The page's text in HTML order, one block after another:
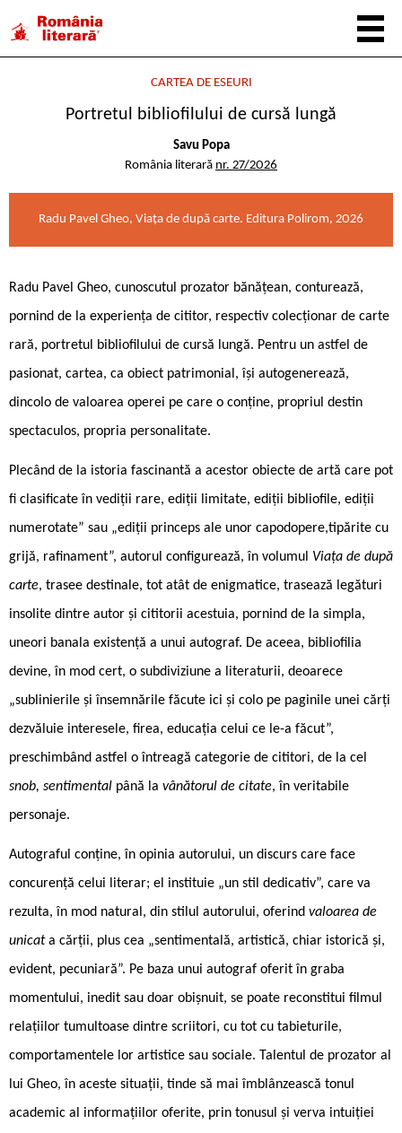
CARTEA DE ESEURI
Portretul bibliofilului de cursă lungă
Savu Popa
România literară nr. 27/2026
Radu Pavel Gheo, Viața de după carte. Editura Polirom, 2026
Radu Pavel Gheo, cunoscutul prozator bănățean, conturează,
pornind de la experiența de cititor, respectiv colecționar de carte
rară, portretul bibliofilului de cursă lungă. Pentru un astfel de
pasionat, cartea, ca obiect patrimonial, își autogenerează,
dincolo de valoarea operei pe care o conține, propriul destin
spectaculos, propria personalitate.
Plecând de la istoria fascinantă a acestor obiecte de artă care pot
fi clasificate în vediții rare, ediții limitate, ediții bibliofile, ediții
numerotate” sau „ediții princeps ale unor capodopere,tipărite cu
grijă, rafinament”, autorul configurează, în volumul Viața de după
carte, trasee destinale, tot atât de enigmatice, trasează legături
insolite dintre autor și cititorii acestuia, pornind de la simpla,
uneori banala existență a unui autograf. De aceea, bibliofilia
devine, în mod cert, o subdiviziune a literaturii, deoarece
„sublinierile și însemnările făcute ici și colo pe paginile unei cărți
dezvăluie interesele, firea, educația celui ce le-a făcut”,
preschimbând astfel o întreagă categorie de cititori, de la cel
snob, sentimental până la vânătorul de citate, în veritabile
personaje.
Autograful conține, în opinia autorului, un discurs care face
concurență celui literar; el instituie „un stil dedicativ”, care va
rezulta, în mod natural, din stilul autorului, oferind valoarea de
unicata cărții, plus cea „sentimentală, artistică, chiar istorică și,
evident, pecuniară”. Pe baza unui autograf oferit în graba
momentului, inedit sau doar obișnuit, se poate reconstitui filmul
relațiilor tumultoase dintre scriitori, cu tot cu tabieturile,
comportamentele lor artistice sau sociale. Talentul de prozator al
lui Gheo, în aceste situații, tinde să mai îmblânzească tonul
academic al informațiilor oferite, prin tonusul și verva intuiției